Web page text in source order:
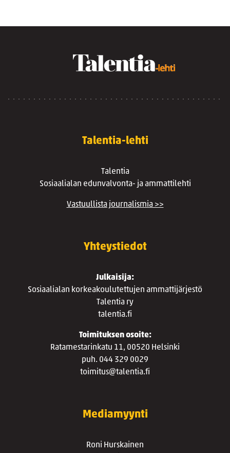
Talentia-lehti
Talentia
Sosiaalialan edunvalvonta- ja ammattilehti
Vastuullista journalismia >>
Yhteystiedot
Julkaisija:
Sosiaalialan korkeakoulutettujen ammattijärjestö
Talentia ry
talentia.fi
Toimituksen osoite:
Ratamestarinkatu 11, 00520 Helsinki
puh. 044 329 0029
toimitus@talentia.fi
Mediamyynti
Roni Hurskainen